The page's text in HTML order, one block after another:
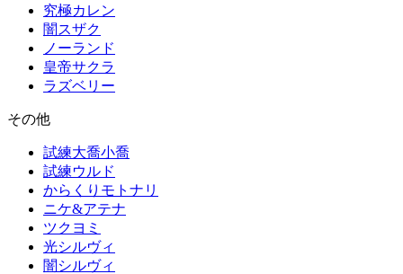
究極カレン
闇スザク
ノーランド
皇帝サクラ
ラズベリー
その他
試練大喬小喬
試練ウルド
からくりモトナリ
ニケ&アテナ
ツクヨミ
光シルヴィ
闇シルヴィ